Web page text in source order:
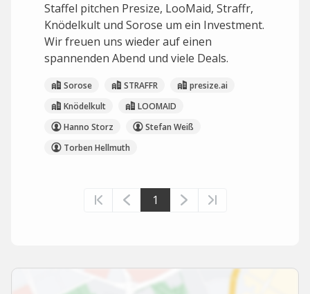
Staffel pitchen Presize, LooMaid, Straffr,
Knödelkult und Sorose um ein Investment.
Wir freuen uns wieder auf einen
spannenden Abend und viele Deals.
Sorose STRAFFR
presize.ai
Knödelkult
LOOMAID
Hanno Storz
Stefan Weiß
Torben Hellmuth
1